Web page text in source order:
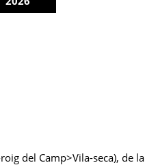
del Camp>Vila-seca), de la